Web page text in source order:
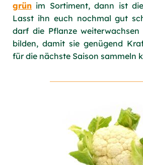
grün im Sortiment, dann ist
Lasst ihn euch nochmal gut
darf die Pflanze
bilden, damit sie genügend
für die nächste Saison sammeln